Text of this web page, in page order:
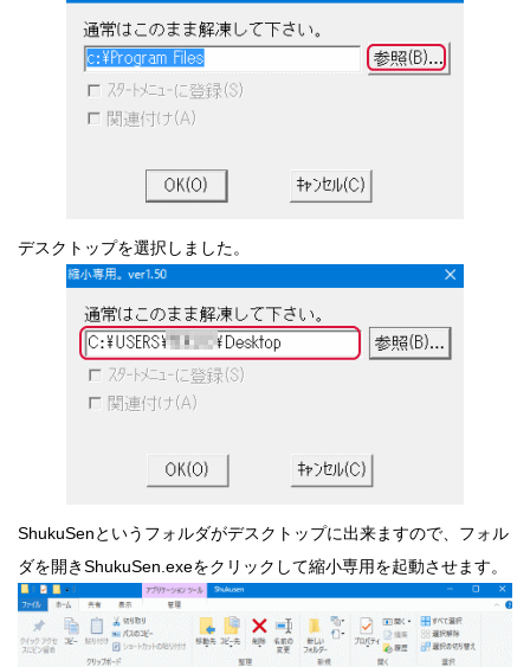
デスクトップを選択しました。
ShukuSenというフォルダがデスクトップに出来ますので、フォル
ダを開きShukuSen.exeをクリックして縮小専用を起動させます。